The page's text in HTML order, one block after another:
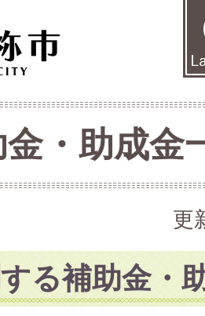
・助成金
更
る補助金・